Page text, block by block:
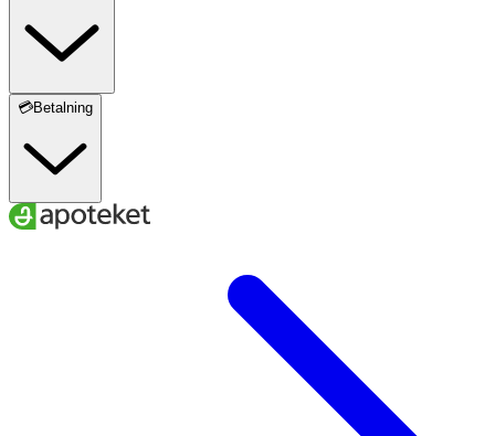
💳Betalning